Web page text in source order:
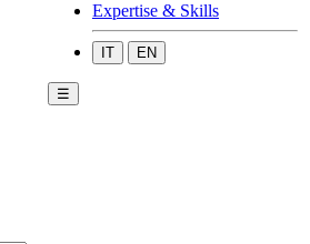
Expertise & Skills
IT EN
☰